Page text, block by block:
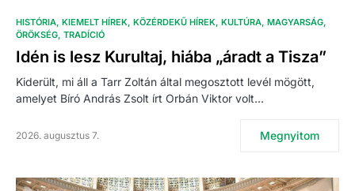
HISTÓRIA KIEMELT HÍREK KÖZÉRDEKŰ HÍREK KULTÚRA MAGYARSÁG
ÖRÖKSÉG TRADÍCIÓ
Idén is lesz Kurultaj, hiába „áradt a Tisza”
Kiderült, mi áll a Tarr Zoltán által megosztott levél mögött,
amelyet Bíró András Zsolt írt Orbán Viktor volt…
2026. augusztus 7. Megnyitom